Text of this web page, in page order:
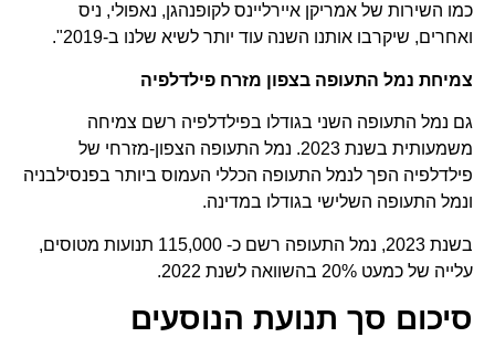
כמו השירות של אמריקן איירליינס לקופנהגן, נאפולי, ניס
ואחרים, שיקרבו אותנו השנה עוד יותר לשיא שלנו ב-2019".
צמיחת נמל התעופה בצפון מזרח פילדלפיה
גם נמל התעופה השני בגודלו בפילדלפיה רשם צמיחה
משמעותית בשנת 2023. נמל התעופה הצפון-מזרחי של
פילדלפיה הפך לנמל התעופה הכללי העמוס ביותר בפנסילבניה
ונמל התעופה השלישי בגודלו במדינה.
בשנת 2023, נמל התעופה רשם כ- 115,000 תנועות מטוסים,
עלייה של כמעט 20% בהשוואה לשנת 2022.
סיכום סך תנועת הנוסעים